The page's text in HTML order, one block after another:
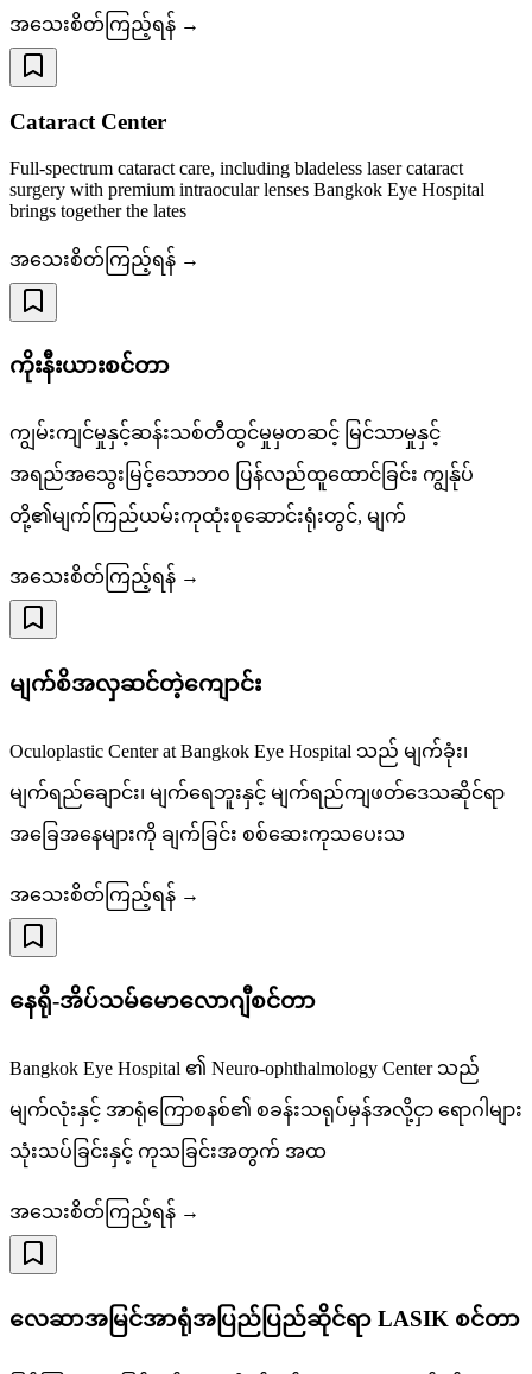
အသေးစိတ်ကြည့်ရန် →
Cataract Center
Full-spectrum cataract care, including bladeless laser cataract
surgery with premium intraocular lenses Bangkok Eye Hospital
brings together the lates
အသေးစိတ်ကြည့်ရန် →
ကိုးနီးယားစင်တာ
ကျွမ်းကျင်မှုနှင့်ဆန်းသစ်တီထွင်မှုမှတဆင့် မြင်သာမှုနှင့်
အရည်အသွေးမြင့်သောဘဝ ပြန်လည်ထူထောင်ခြင်း ကျွန်ုပ်
တို့၏မျက်ကြည်ယမ်းကုထုံးစုဆောင်းရုံးတွင်, မျက်
အသေးစိတ်ကြည့်ရန် →
မျက်စိအလှဆင်တဲ့ကျောင်း
Oculoplastic Center at Bangkok Eye Hospital သည် မျက်ခုံး၊
မျက်ရည်ချောင်း၊ မျက်ရေဘူးနှင့် မျက်ရည်ကျဖတ်ဒေသဆိုင်ရာ
အခြေအနေများကို ချက်ခြင်း စစ်ဆေးကုသပေးသ
အသေးစိတ်ကြည့်ရန် →
နေရို-အိပ်သမ်မောလောဂျီစင်တာ
Bangkok Eye Hospital ၏ Neuro-ophthalmology Center သည်
မျက်လုံးနှင့် အာရုံကြောစနစ်၏ စခန်းသရုပ်မှန်အလို့ငှာ ရောဂါများ
သုံးသပ်ခြင်းနှင့် ကုသခြင်းအတွက် အထ
အသေးစိတ်ကြည့်ရန် →
လေဆာအမြင်အာရုံအပြည်ပြည်ဆိုင်ရာ LASIK စင်တာ